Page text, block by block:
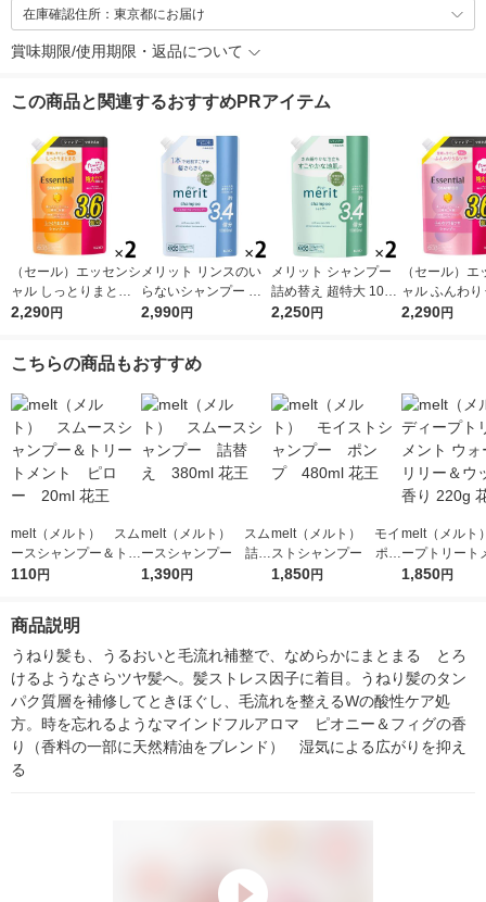
在庫確認住所：東京都にお届け
賞味期限/使用期限・返品について
この商品と関連するおすすめPRアイテム
（セール）エッセンシ
ャル しっとりまとま
る シャンプー 詰め替
2,290円
メリット リンスのい
らないシャンプー 詰
め替え 超特大 1080ml
2,990円
メリット シャンプー
詰め替え 超特大 1080
ml 2個 花王
2,250円
（セール）エ
ャル ふんわ
ヤ シャンプー
2,290円
こちらの商品もおすすめ
melt（メルト） スム
ースシャンプー＆トリ
ートメント ピロー
110円
melt（メルト） スム
ースシャンプー 詰替
え 380ml 花王
1,390円
melt（メルト） モイ
ストシャンプー ポン
プ 480ml 花王
1,850円
melt（メルト）
ープトリート
ウォーターリ
1,850円
商品説明
うねり髪も、うるおいと毛流れ補整で、なめらかにまとまる　とろ
けるようなさらツヤ髪へ。髪ストレス因子に着目。うねり髪のタン
パク質層を補修してときほぐし、毛流れを整えるWの酸性ケア処
方。時を忘れるようなマインドフルアロマ　ピオニー＆フィグの香
り（香料の一部に天然精油をブレンド）　湿気による広がりを抑え
る